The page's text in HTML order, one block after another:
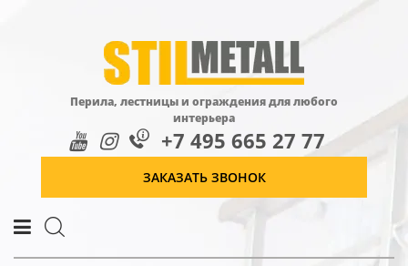
Перила, лестницы и ограждения для любого
интерьера
+7 495 665 27 77
ЗАКАЗАТЬ ЗВОНОК